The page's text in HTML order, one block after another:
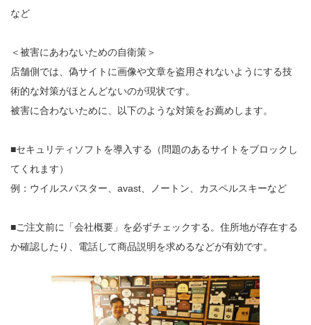
など
＜被害にあわないための自衛策＞
店舗側では、偽サイトに画像や文章を盗用されないようにする技
術的な対策がほとんどないのが現状です。
被害に合わないために、以下のような対策をお薦めします。
■セキュリティソフトを導入する（問題のあるサイトをブロックし
てくれます）
例：ウイルスバスター、avast、ノートン、カスペルスキーなど
■ご注文前に「会社概要」を必ずチェックする。住所地が存在する
か確認したり、電話して商品説明を求めるなどが有効です。